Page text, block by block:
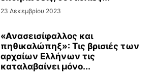
23 Δεκεμβρίου 2023
«Ανασεισίφαλλος και
πηθικαλώπηξ»: Τις βρισιές των
αρχαίων Ελλήνων τις
καταλαβαίνει μόνο...